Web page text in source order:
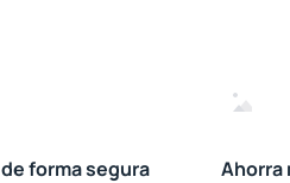
forma segura Ahorra